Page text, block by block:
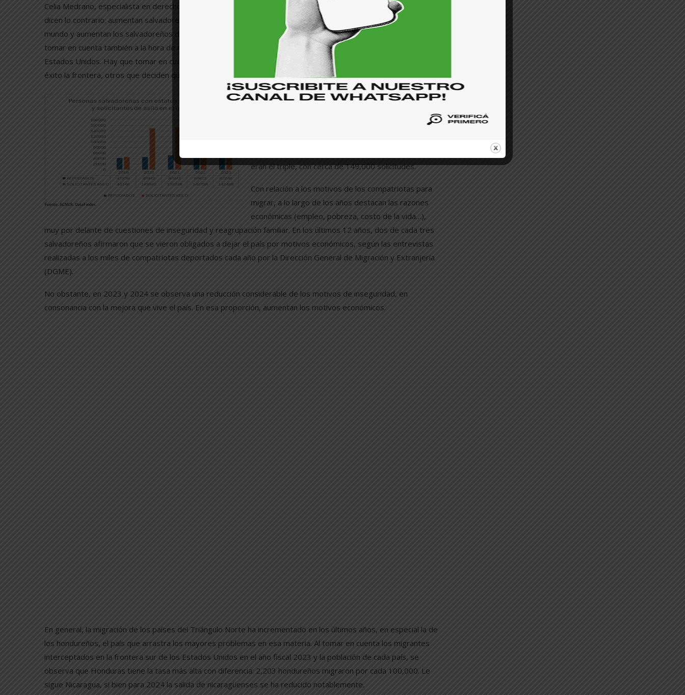
Celia Medrano, especialista en derechos humanos y migración, desmintió ese discurso días atrás. “Los datos
dicen lo contrario: aumentan salvadoreños solicitando asilo, nuevos refugiados de origen salvadoreño en el
mundo y aumentan los salvadoreños deportados desde México, por ejemplo”, aclaró sobre otras estadísticas a
tomar en cuenta también a la hora de medir el flujo migratorio, además de los detenidos en la frontera sur de los
Estados Unidos. Hay que tomar en cuenta que hay un proporción importante de compatriotas que cruzan con
éxito la frontera, otros que deciden quedarse en el país azteca, además de los que migran a otros países.
En su último informe publicado, Diagnóstico sobre
(2018-2023), la especialista recuerda, por ejemplo,
eran el triple, con cerca de 149,000 solicitudes.
Con relación a los motivos de los compatriotas para
migrar, a lo largo de los años destacan las razones
económicas (empleo, pobreza, costo de la vida…),
muy por delante de cuestiones de inseguridad y reagrupación familiar. En los últimos 12 años, dos de cada tres
salvadoreños afirmaron que se vieron obligados a dejar el país por motivos económicos, según las entrevistas
realizadas a los miles de compatriotas deportados cada año por la Dirección General de Migración y Extranjería
(DGME).
No obstante, en 2023 y 2024 se observa una reducción considerable de los motivos de inseguridad, en
consonancia con la mejora que vive el país. En esa proporción, aumentan los motivos económicos.
En general, la migración de los países del Triángulo Norte ha incrementado en los últimos años, en especial la de
los hondureños, el país que arrastra los mayores problemas en esa materia. Al tomar en cuenta los migrantes
interceptados en la frontera sur de los Estados Unidos en el año fiscal 2023 y la población de cada país, se
observa que Honduras tiene la tasa más alta con diferencia: 2,203 hondureños migraron por cada 100,000. Le
sigue Nicaragua, si bien para 2024 la salida de nicaragüenses se ha reducido notablemente.